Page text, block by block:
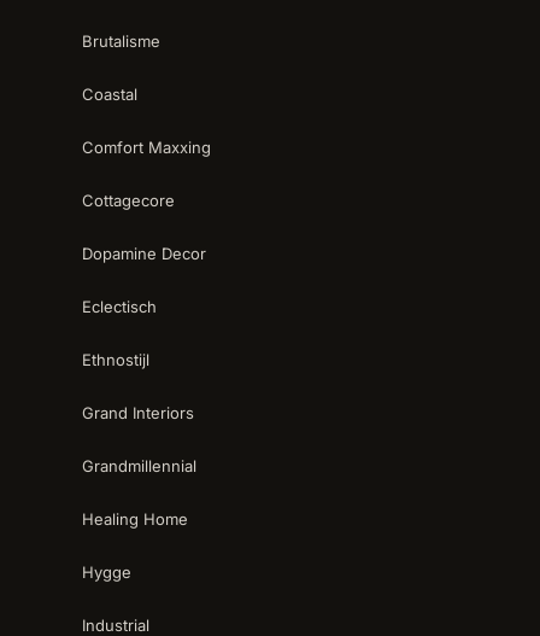
Brutalisme
Coastal
Comfort Maxxing
Cottagecore
Dopamine Decor
Eclectisch
Ethnostijl
Grand Interiors
Grandmillennial
Healing Home
Hygge
Industrial